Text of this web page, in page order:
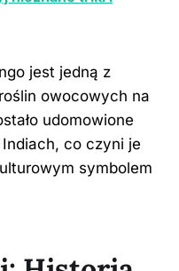
jest jedną z
owocowych na
udomowione
co czyni je
symbolem